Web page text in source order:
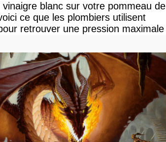
vinaigre blanc sur votre pommeau de
ce que les plombiers utilisent
retrouver une pression maximale